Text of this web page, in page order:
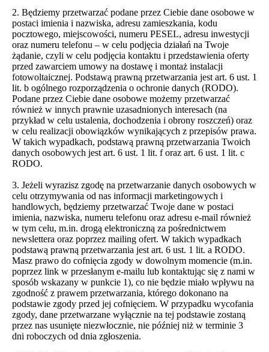
2. Będziemy przetwarzać podane przez Ciebie dane osobowe w
postaci imienia i nazwiska, adresu zamieszkania, kodu
pocztowego, miejscowości, numeru PESEL, adresu inwestycji
oraz numeru telefonu – w celu podjęcia działań na Twoje
żądanie, czyli w celu podjęcia kontaktu i przedstawienia oferty
przed zawarciem umowy na dostawę i montaż instalacji
fotowoltaicznej. Podstawą prawną przetwarzania jest art. 6 ust. 1
lit. b ogólnego rozporządzenia o ochronie danych (RODO).
Podane przez Ciebie dane osobowe możemy przetwarzać
również w innych prawnie uzasadnionych interesach (na
przykład w celu ustalenia, dochodzenia i obrony roszczeń) oraz
w celu realizacji obowiązków wynikających z przepisów prawa.
W takich wypadkach, podstawą prawną przetwarzania Twoich
danych osobowych jest art. 6 ust. 1 lit. f oraz art. 6 ust. 1 lit. c
RODO.
3. Jeżeli wyrazisz zgodę na przetwarzanie danych osobowych w
celu otrzymywania od nas informacji marketingowych i
handlowych, będziemy przetwarzać Twoje dane w postaci
imienia, nazwiska, numeru telefonu oraz adresu e-mail również
w tym celu, m.in. drogą elektroniczną za pośrednictwem
newslettera oraz poprzez mailing ofert. W takich wypadkach
podstawą prawną przetwarzania jest art. 6 ust. 1 lit. a RODO.
Masz prawo do cofnięcia zgody w dowolnym momencie (m.in.
poprzez link w przesłanym e-mailu lub kontaktując się z nami w
sposób wskazany w punkcie 1), co nie będzie miało wpływu na
zgodność z prawem przetwarzania, którego dokonano na
podstawie zgody przed jej cofnięciem. W przypadku wycofania
zgody, dane przetwarzane wyłącznie na tej podstawie zostaną
przez nas usunięte niezwłocznie, nie później niż w terminie 3
dni roboczych od dnia zgłoszenia.